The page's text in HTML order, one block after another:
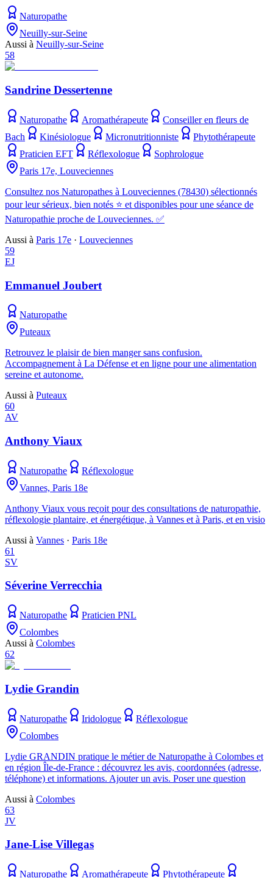
Naturopathe
Neuilly-sur-Seine
Aussi à Neuilly-sur-Seine
58
Sandrine Dessertenne
Naturopathe Aromathérapeute
Conseiller en fleurs de
Bach
Kinésiologue Micronutritionniste
Phytothérapeute
Praticien EFT
Réflexologue
Sophrologue
Paris 17e, Louveciennes
Consultez nos Naturopathes à Louveciennes (78430) sélectionnés
pour leur sérieux, bien notés ⭐ et disponibles pour une séance de
Naturopathie proche de Louveciennes. ✅
Aussi à Paris 17e · Louveciennes
59
EJ
Emmanuel Joubert
Naturopathe
Puteaux
Retrouvez le plaisir de bien manger sans confusion.
Accompagnement à La Défense et en ligne pour une alimentation
sereine et autonome.
Aussi à Puteaux
60
AV
Anthony Viaux
Naturopathe
Réflexologue
Vannes, Paris 18e
Anthony Viaux vous reçoit pour des consultations de naturopathie,
réflexologie plantaire, et énergétique, à Vannes et à Paris, et en visio
Aussi à Vannes · Paris 18e
61
SV
Séverine Verrecchia
Naturopathe
Praticien PNL
Colombes
Aussi à Colombes
62
Lydie Grandin
Naturopathe Iridologue
Réflexologue
Colombes
Lydie GRANDIN pratique le métier de Naturopathe à Colombes et
en région Île-de-France : découvrez les avis, coordonnées (adresse,
téléphone) et informations. Ajouter un avis. Poser une question
Aussi à Colombes
63
JV
Jane-Lise Villegas
Naturopathe Aromathérapeute Phytothérapeute